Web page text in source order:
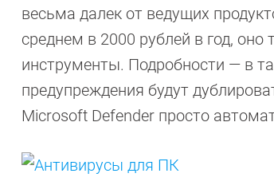
весьма далек от ведущих
среднем в 2000 рублей в год,
инструменты. Подробности — в
предупреждения будут
Microsoft Defender просто